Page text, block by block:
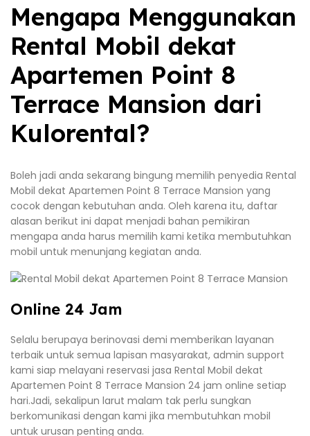
Mengapa Menggunakan
Rental Mobil dekat
Apartemen Point 8
Terrace Mansion dari
Kulorental?
Boleh jadi anda sekarang bingung memilih penyedia Rental
Mobil dekat Apartemen Point 8 Terrace Mansion yang
cocok dengan kebutuhan anda. Oleh karena itu, daftar
alasan berikut ini dapat menjadi bahan pemikiran
mengapa anda harus memilih kami ketika membutuhkan
mobil untuk menunjang kegiatan anda.
Online 24 Jam
Selalu berupaya berinovasi demi memberikan layanan
terbaik untuk semua lapisan masyarakat, admin support
kami siap melayani reservasi jasa Rental Mobil dekat
Apartemen Point 8 Terrace Mansion 24 jam online setiap
hari.Jadi, sekalipun larut malam tak perlu sungkan
berkomunikasi dengan kami jika membutuhkan mobil
untuk urusan penting anda.